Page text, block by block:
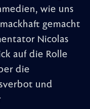
wie uns
gemacht
Nicolas
auf die Rolle
die
und